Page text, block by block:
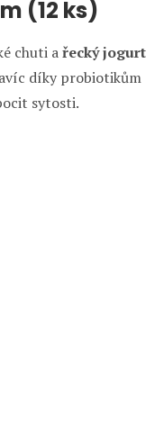
(12 ks)
chuti ařecký jogurt
díky probiotikům
sytosti.